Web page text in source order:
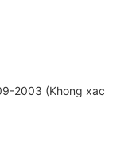
2003 (Khong xac